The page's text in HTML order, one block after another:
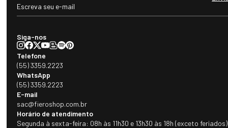
Siga-nos
Telefone
(55) 3359.2223
WhatsApp
(55) 3359.2223
E-mail
sac@fieroshop.com.br
Horário de atendimento
Segunda à sexta-feira: 08h às 11h30 e 13h30 às 18h (exceto feriados)